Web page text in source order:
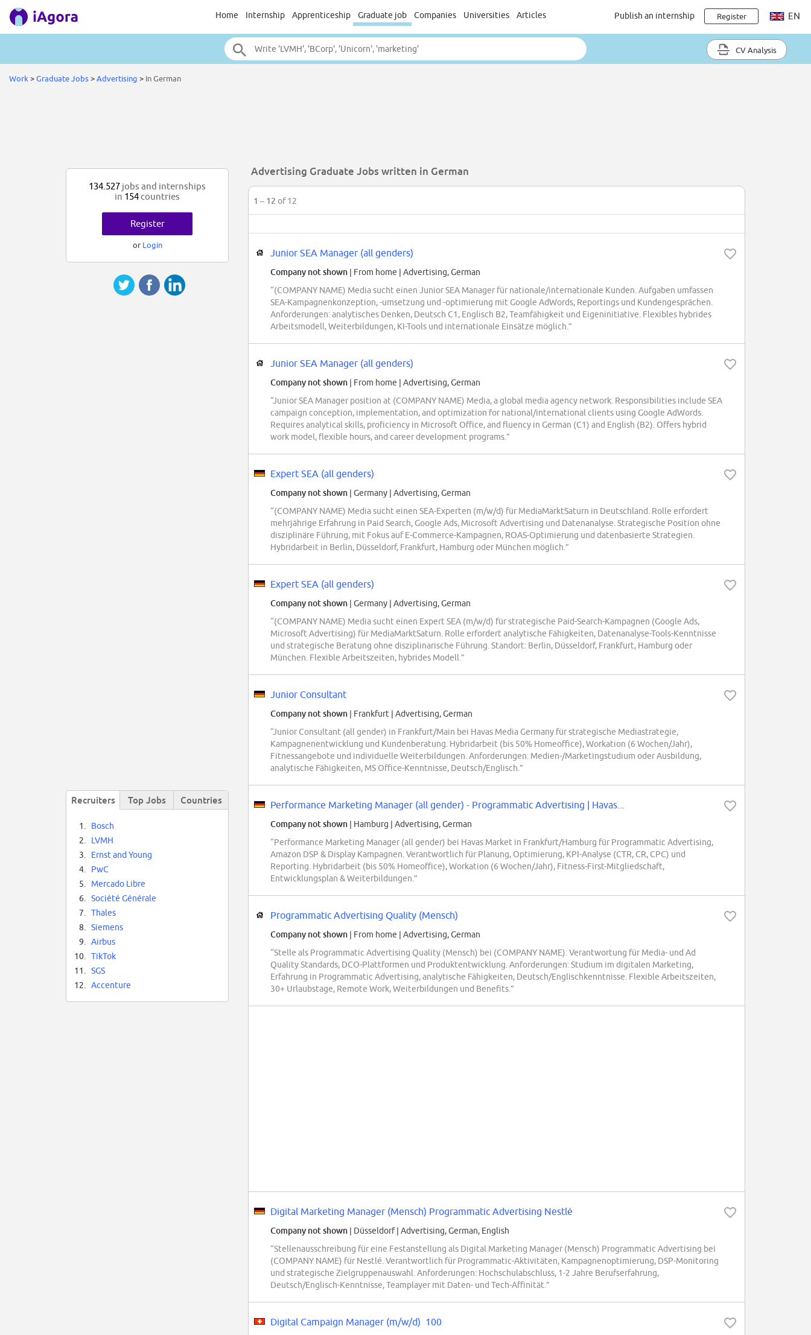
Home Internship Apprenticeship Graduate job Companies Universities Articles Publish an internship Register EN
CV Analysis
Work >Graduate Jobs>Advertising > In German
Advertising Graduate Jobs written in German
1 – 12 of 12
Junior SEA Manager (all genders)
Company not shown | From home | Advertising, German
“(COMPANY NAME) Media sucht einen Junior SEA Manager für nationale/internationale Kunden. Aufgaben umfassen
SEA-Kampagnenkonzeption, -umsetzung und -optimierung mit Google AdWords, Reportings und Kundengesprächen.
Anforderungen: analytisches Denken, Deutsch C1, Englisch B2, Teamfähigkeit und Eigeninitiative. Flexibles hybrides
Arbeitsmodell, Weiterbildungen, KI-Tools und internationale Einsätze möglich.”
Junior SEA Manager (all genders)
Company not shown | From home | Advertising, German
“Junior SEA Manager position at (COMPANY NAME) Media, a global media agency network. Responsibilities include SEA
campaign conception, implementation, and optimization for national/international clients using Google AdWords.
Requires analytical skills, proficiency in Microsoft Office, and fluency in German (C1) and English (B2). Offers hybrid
work model, flexible hours, and career development programs.”
Expert SEA (all genders)
Company not shown | Germany | Advertising, German
“(COMPANY NAME) Media sucht einen SEA-Experten (m/w/d) für MediaMarktSaturn in Deutschland. Rolle erfordert
mehrjährige Erfahrung in Paid Search, Google Ads, Microsoft Advertising und Datenanalyse. Strategische Position ohne
disziplinäre Führung, mit Fokus auf E-Commerce-Kampagnen, ROAS-Optimierung und datenbasierte Strategien.
Hybridarbeit in Berlin, Düsseldorf, Frankfurt, Hamburg oder München möglich.”
Expert SEA (all genders)
Company not shown | Germany | Advertising, German
“(COMPANY NAME) Media sucht einen Expert SEA (m/w/d) für strategische Paid-Search-Kampagnen (Google Ads,
Microsoft Advertising) für MediaMarktSaturn. Rolle erfordert analytische Fähigkeiten, Datenanalyse-Tools-Kenntnisse
und strategische Beratung ohne disziplinarische Führung. Standort: Berlin, Düsseldorf, Frankfurt, Hamburg oder
München. Flexible Arbeitszeiten, hybrides Modell.”
Junior Consultant
Company not shown | Frankfurt | Advertising, German
“Junior Consultant (all gender) in Frankfurt/Main bei Havas Media Germany für strategische Mediastrategie,
Kampagnenentwicklung und Kundenberatung. Hybridarbeit (bis 50% Homeoffice), Workation (6 Wochen/Jahr),
Fitnessangebote und individuelle Weiterbildungen. Anforderungen: Medien-/Marketingstudium oder Ausbildung,
analytische Fähigkeiten, MS Office-Kenntnisse, Deutsch/Englisch.”
Performance Marketing Manager (all gender) - Programmatic Advertising | Havas...
Company not shown | Hamburg | Advertising, German
“Performance Marketing Manager (all gender) bei Havas Market in Frankfurt/Hamburg für Programmatic Advertising,
Amazon DSP & Display Kampagnen. Verantwortlich für Planung, Optimierung, KPI-Analyse (CTR, CR, CPC) und
Reporting. Hybridarbeit (bis 50% Homeoffice), Workation (6 Wochen/Jahr), Fitness-First-Mitgliedschaft,
Entwicklungsplan & Weiterbildungen.”
Programmatic Advertising Quality (Mensch)
Company not shown | From home | Advertising, German
“Stelle als Programmatic Advertising Quality (Mensch) bei (COMPANY NAME): Verantwortung für Media- und Ad
Quality Standards, DCO-Plattformen und Produktentwicklung. Anforderungen: Studium im digitalen Marketing,
Erfahrung in Programmatic Advertising, analytische Fähigkeiten, Deutsch/Englischkenntnisse. Flexible Arbeitszeiten,
30+ Urlaubstage, Remote Work, Weiterbildungen und Benefits.”
Digital Marketing Manager (Mensch) Programmatic Advertising Nestlé
Company not shown | Düsseldorf| Advertising, German, English
“Stellenausschreibung für eine Festanstellung als Digital Marketing Manager (Mensch) Programmatic Advertising bei
(COMPANY NAME) für Nestlé. Verantwortlich für Programmatic-Aktivitäten, Kampagnenoptimierung, DSP-Monitoring
und strategische Zielgruppenauswahl. Anforderungen: Hochschulabschluss, 1-2 Jahre Berufserfahrung,
Deutsch/Englisch-Kenntnisse, Teamplayer mit Daten- und Tech-Affinität.”
Digital Campaign Manager (m/w/d) 100
134.527 jobs and internships
in 154countries
Register
or Login
Recruiters Top Jobs Countries
1.
Bosch
2.
LVMH
3.
Ernst and Young
4.
PwC
5.
Mercado Libre
6.
Société Générale
7.
Thales
8.
Siemens
9.
Airbus
10.
TikTok
11.
SGS
12.
Accenture